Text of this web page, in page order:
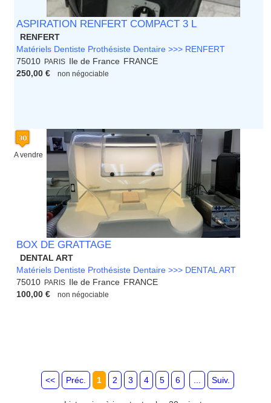
ASPIRATION RENFERT COMPACT 3 L
RENFERT
Matériels Dentiste Prothésiste Dentaire >>> RENFERT
75010
PARIS Ile de France FRANCE
250,00 €
non négociable
A vendre
BOX DE GRATTAGE
DENTAL ART
Matériels Dentiste Prothésiste Dentaire >>> DENTAL ART
75010
PARIS Ile de France FRANCE
100,00 €
non négociable
<< Préc. 1 2 3 4 5 6 ... Suiv.